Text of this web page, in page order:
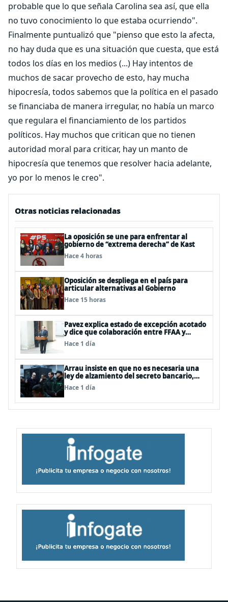
probable que lo que señala Carolina sea así, que ella
no tuvo conocimiento lo que estaba ocurriendo".
Finalmente puntualizó que "pienso que esto la afecta,
no hay duda que es una situación que cuesta, que está
todos los días en los medios (...) Hay intentos de
muchos de sacar provecho de esto, hay mucha
hipocresía, todos sabemos que la política en el pasado
se financiaba de manera irregular, no había un marco
que regulara el financiamiento de los partidos
políticos. Hay muchos que critican que no tienen
autoridad moral para criticar, hay un manto de
hipocresía que tenemos que resolver hacia adelante,
yo por lo menos le creo".
Otras noticias relacionadas
La oposición se une para enfrentar al
gobierno de “extrema derecha” de Kast
Hace 4 horas
Oposición se despliega en el país para
articular alternativas al Gobierno
Hace 15 horas
Pavez explica estado de excepción acotado
y dice que colaboración entre FFAA y
policías, “es algo del todo pertinente
analizar”
Hace 1 día
Arrau insiste en que no es necesaria una
ley de alzamiento del secreto bancario,
porque ya existe
Hace 1 día